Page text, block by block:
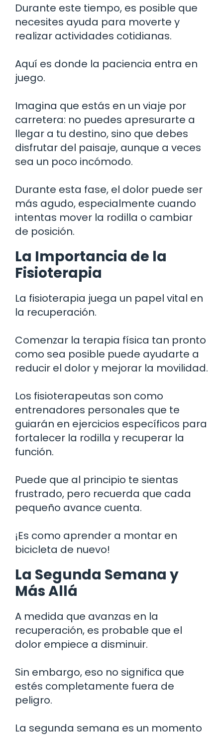
Durante este tiempo, es posible que
necesites ayuda para moverte y
realizar actividades cotidianas.
Aquí es donde la paciencia entra en
juego.
Imagina que estás en un viaje por
carretera: no puedes apresurarte a
llegar a tu destino, sino que debes
disfrutar del paisaje, aunque a veces
sea un poco incómodo.
Durante esta fase, el dolor puede ser
más agudo, especialmente cuando
intentas mover la rodilla o cambiar
de posición.
La Importancia de la
Fisioterapia
La fisioterapia juega un papel vital en
la recuperación.
Comenzar la terapia física tan pronto
como sea posible puede ayudarte a
reducir el dolor y mejorar la movilidad.
Los fisioterapeutas son como
entrenadores personales que te
guiarán en ejercicios específicos para
fortalecer la rodilla y recuperar la
función.
Puede que al principio te sientas
frustrado, pero recuerda que cada
pequeño avance cuenta.
¡Es como aprender a montar en
bicicleta de nuevo!
La Segunda Semana y
Más Allá
A medida que avanzas en la
recuperación, es probable que el
dolor empiece a disminuir.
Sin embargo, eso no significa que
estés completamente fuera de
peligro.
La segunda semana es un momento